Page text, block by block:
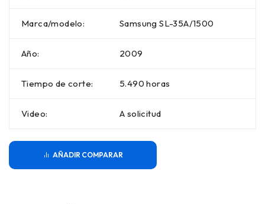
Marca/modelo: Samsung SL-35A/1500
Año: 2009
Tiempo de corte: 5.490 horas
Video: A solicitud
COMPARAR